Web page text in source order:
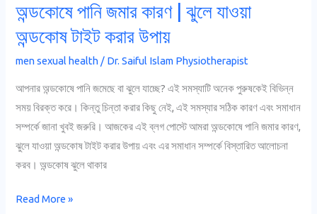
অন্ডকোষে পানি জমার কারণ | ঝুলে যাওয়া
অন্ডকোষ টাইট করার উপায়
men sexual health / Dr. Saiful Islam Physiotherapist
আপনার অন্ডকোষে পানি জমেছে বা ঝুলে যাচ্ছে? এই সমস্যাটি অনেক পুরুষকেই বিভিন্ন
সময় বিরক্ত করে। কিন্তু চিন্তা করার কিছু নেই, এই সমস্যার সঠিক কারণ এবং সমাধান
সম্পর্কে জানা খুবই জরুরি। আজকের এই ব্লগ পোস্টে আমরা অন্ডকোষে পানি জমার কারণ,
ঝুলে যাওয়া অন্ডকোষ টাইট করার উপায় এবং এর সমাধান সম্পর্কে বিস্তারিত আলোচনা
করব। অন্ডকোষ ঝুলে থাকার
জমার
কারণ
|
ঝুলে
যাওয়া
অন্ডকোষ
টাইট
করার
উপায়
Read More »